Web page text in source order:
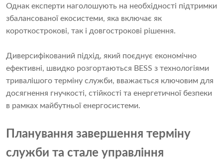
Однак експерти наголошують на необхідності підтримки
збалансованої екосистеми, яка включає як
короткострокові, так і довгострокові рішення.
Диверсифікований підхід, який поєднує економічно
ефективні, швидко розгортаються BESS з технологіями
тривалішого терміну служби, вважається ключовим для
досягнення гнучкості, стійкості та енергетичної безпеки
в рамках майбутньої енергосистеми.
Планування завершення терміну
служби та стале управління